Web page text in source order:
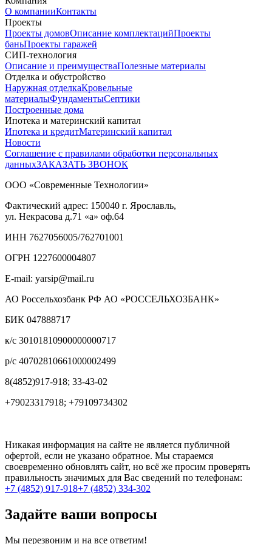
О компанииКонтакты
Проекты
Проекты домовОписание комплектацийПроекты
баньПроекты гаражей
СИП-технология
Описание и преимуществаПолезные материалы
Отделка и обустройство
Наружная отделкаКровельные
материалыФундаментыСептики
Построенные дома
Ипотека и материнский капитал
Ипотека и кредитМатеринский капитал
Новости
Соглашение с правилами обработки персональных
данныхЗАКАЗАТЬ ЗВОНОК
ООО «Современные Технологии»
Фактический адрес: 150040 г. Ярославль,
ул. Некрасова д.71 «а» оф.64
ИНН 7627056005/762701001
ОГРН 1227600004807
E-mail: yarsip@mail.ru
АО Россельхозбанк РФ АО «РОССЕЛЬХОЗБАНК»
БИК 047888717
к/с 30101810900000000717
р/с 40702810661000002499
8(4852)917-918; 33-43-02
+79023317918; +79109734302
Никакая информация на сайте не является публичной
офертой, если не указано обратное. Мы стараемся
своевременно обновлять сайт, но всё же просим проверять
правильность значимых для Вас сведений по телефонам:
+7 (4852) 917-918+7 (4852) 334-302
Задайте ваши вопросы
Мы перезвоним и на все ответим!